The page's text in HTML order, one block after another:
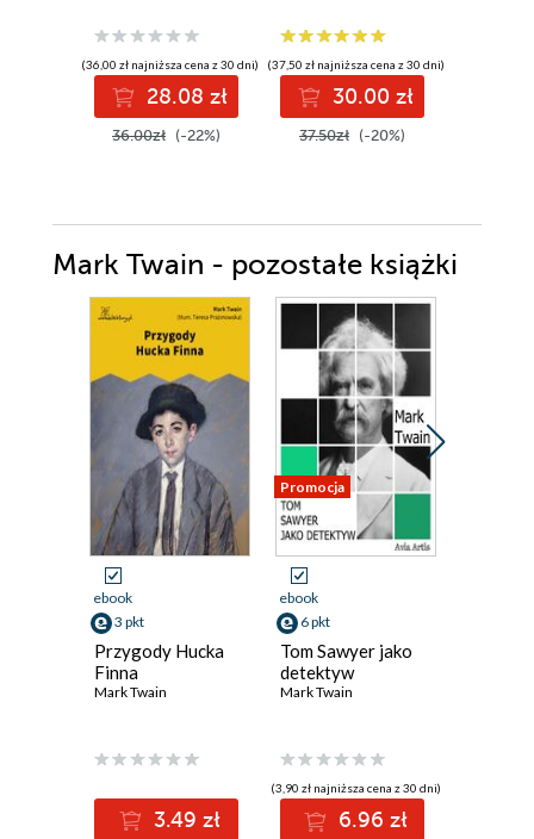
(36,00 zł najniższa cena z 30 dni)
28.08 zł
36.00zł (-22%)
(37,50 zł najniższa cena z 30 dni)
30.00 zł
37.50zł (-20%)
Mark Twain - pozostałe książki
ebook
3 pkt
Przygody Hucka
Finna
Mark Twain
3.49 zł
Promocja
ebook
6 pkt
Tom Sawyer jako
detektyw
Mark Twain
(3,90 zł najniższa cena z 30 dni)
6.96 zł